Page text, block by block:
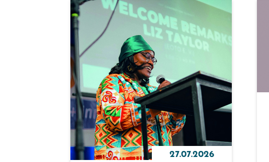
27.07.2026